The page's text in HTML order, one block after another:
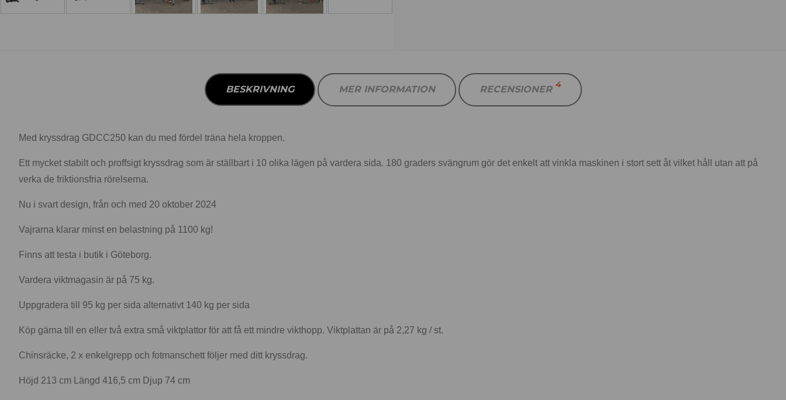
BESKRIVNING MER INFORMATION RECENSIONER 4
Med kryssdrag GDCC250 kan du med fördel träna hela kroppen.
Ett mycket stabilt och proffsigt kryssdrag som är ställbart i 10 olika lägen på vardera sida. 180 graders svängrum gör det enkelt att vinkla maskinen i stort sett åt vilket håll utan att på
verka de friktionsfria rörelserna.
Nu i svart design, från och med 20 oktober 2024
Vajrarna klarar minst en belastning på 1100 kg!
Finns att testa i butik i Göteborg.
Vardera viktmagasin är på 75 kg.
Uppgradera till 95 kg per sida alternativt 140 kg per sida
Köp gärna till en eller två extra små viktplattor för att få ett mindre vikthopp. Viktplattan är på 2,27 kg / st.
Chinsräcke, 2 x enkelgrepp och fotmanschett följer med ditt kryssdrag.
Höjd 213 cm Längd 416,5 cm Djup 74 cm